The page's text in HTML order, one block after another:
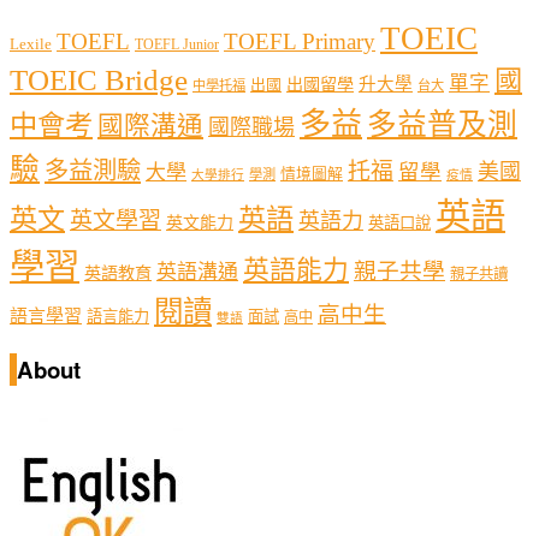
頁
Lexile TOEFL TOEFL Junior TOEFL PrimaryTOEIC
TOEIC Bridge 中學托福 出國 出國留學 升大學 台大 單字 國
中會考 國際溝通 國際職場 多益 多益普及測
驗 多益測驗 大學 大學排行 學測 情境圖解 托福 留學 疫情 美國
英文 英文學習 英文能力 英語 英語力 英語口說 英語
學習 英語教育 英語溝通 英語能力 親子共學 親子共讀
語言學習 語言能力 閱讀 雙語 面試 高中 高中生
About